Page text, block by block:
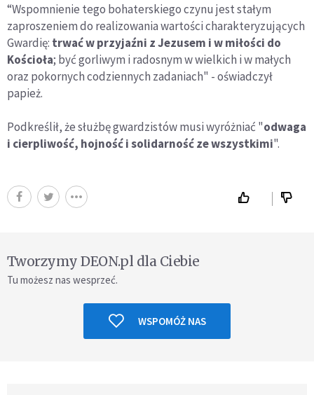
“Wspomnienie tego bohaterskiego czynu jest stałym
zaproszeniem do realizowania wartości charakteryzujących
Gwardię: trwać w przyjaźni z Jezusem i w miłości do
Kościoła; być gorliwym i radosnym w wielkich i w małych
oraz pokornych codziennych zadaniach" - oświadczył
papież.
Podkreślił, że służbę gwardzistów musi wyróżniać "odwaga
i cierpliwość, hojność i solidarność ze wszystkimi".
Tworzymy DEON.pl dla Ciebie
Tu możesz nas wesprzeć.
WSPOMÓŻ NAS